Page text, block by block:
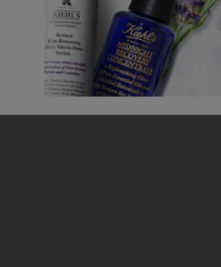
MEKADA GROOMING